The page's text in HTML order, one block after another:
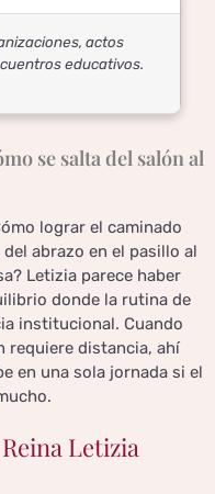
actos
educativos.
se salta del salón al
lograr el caminado
abrazo en el pasillo al
Letizia parece haber
donde la rutina de
institucional. Cuando
requiere distancia, ahí
en una sola jornada si el
Letizia